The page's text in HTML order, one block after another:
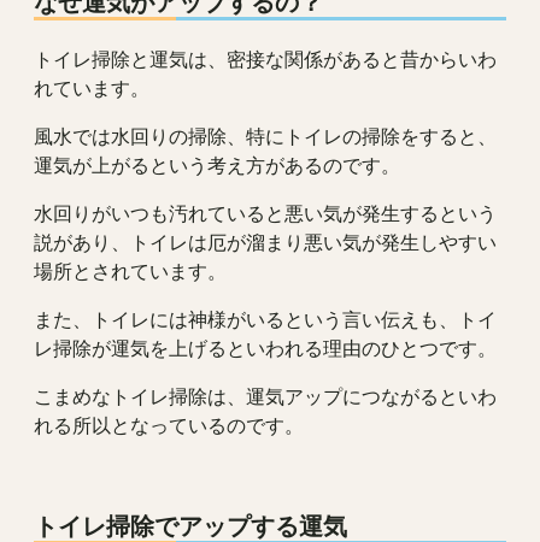
トイレ掃除と運気は、密接な関係があると昔からいわ
れています。
風水では水回りの掃除、特にトイレの掃除をすると、
運気が上がるという考え方があるのです。
水回りがいつも汚れていると悪い気が発生するという
説があり、トイレは厄が溜まり悪い気が発生しやすい
場所とされています。
また、トイレには神様がいるという言い伝えも、トイ
レ掃除が運気を上げるといわれる理由のひとつです。
こまめなトイレ掃除は、運気アップにつながるといわ
れる所以となっているのです。
トイレ掃除でアップする運気